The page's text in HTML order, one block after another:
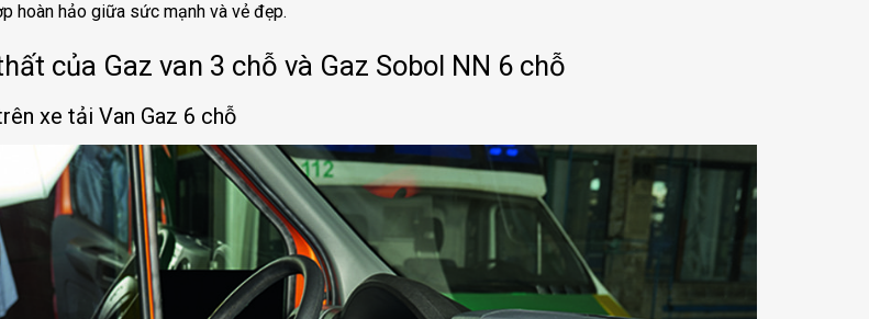
hoàn hảo giữa sức mạnh và vẻ đẹp.
của Gaz van 3 chỗ và Gaz Sobol NN 6 chỗ
xe tải Van Gaz 6 chỗ